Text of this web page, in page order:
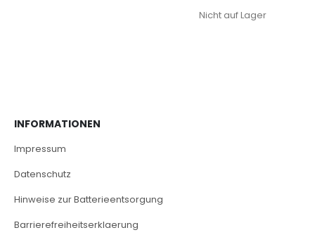
Nicht auf Lager
INFORMATIONEN
Impressum
Datenschutz
Hinweise zur Batterieentsorgung
Barrierefreiheitserklaerung